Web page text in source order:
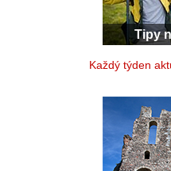
Tipy
Každý týden